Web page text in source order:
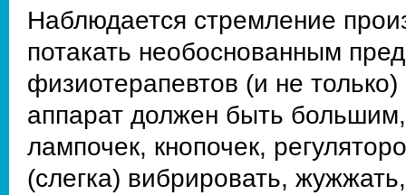
Наблюдается стремление
потакать необоснованным
физиотерапевтов (и не
аппарат должен быть
лампочек, кнопочек,
(слегка) вибрировать,